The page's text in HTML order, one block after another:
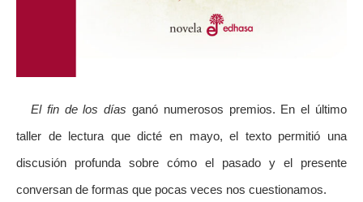
El fin de los días ganó numerosos premios. En el último
taller de lectura que dicté en mayo, el texto permitió una
discusión profunda sobre cómo el pasado y el presente
conversan de formas que pocas veces nos cuestionamos.